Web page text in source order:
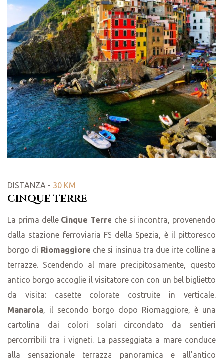
DISTANZA - 30 KM
CINQUE TERRE
La prima delle Cinque Terre che si incontra, provenendo
dalla stazione ferroviaria FS della Spezia, è il pittoresco
borgo di Riomaggiore che si insinua tra due irte colline a
terrazze. Scendendo al mare precipitosamente, questo
antico borgo accoglie il visitatore con con un bel biglietto
da visita: casette colorate costruite in verticale.
Manarola, il secondo borgo dopo Riomaggiore, è una
cartolina dai colori solari circondato da sentieri
percorribili tra i vigneti. La passeggiata a mare conduce
alla sensazionale terrazza panoramica e all'antico